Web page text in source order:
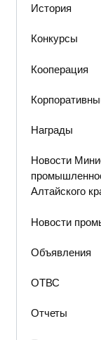
История
Конкурсы
Кооперация
Награды
Новости
Алтайского
Новости
Объявления
ОТВС
Отчеты